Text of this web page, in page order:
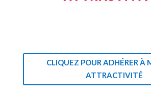
CLIQUEZ POUR ADHÉRER À
ATTRACTIVITÉ